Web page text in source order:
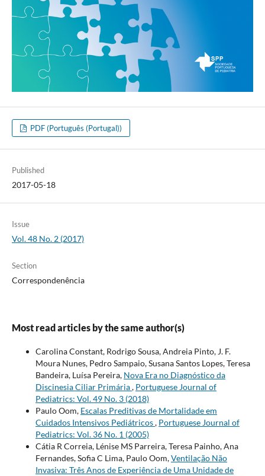
PDF (Português (Portugal))
Published
2017-05-18
Issue
Vol. 48 No. 2 (2017)
Section
Correspondenência
Most read articles by the same author(s)
Carolina Constant, Rodrigo Sousa, Andreia Pinto, J. F.
Moura Nunes, Pedro Sampaio, Susana Santos Lopes, Teresa
Bandeira, Luísa Pereira, Nova Era no Diagnóstico da
Discinesia Ciliar Primária, Portuguese Journal of
Pediatrics: Vol. 49 No. 3 (2018)
Paulo Oom, Escalas Preditivas de Mortalidade em
Cuidados Intensivos Pediátricos, Portuguese Journal of
Pediatrics: Vol. 36 No. 1 (2005)
Cátia R Correia, Lénise MS Parreira, Teresa Painho, Ana
Fernandes, Sofia C Lima, Paulo Oom,Ventilação Não
Invasiva: Três Anos de Experiência de Uma Unidade de